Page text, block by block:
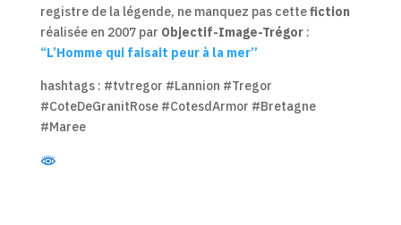
registre de la légende, ne manquez pas cettefiction
réalisée en 2007 par Objectif-Image-Trégor:
“L’Homme qui faisait peur à la mer”
hashtags : #tvtregor #Lannion #Tregor
#CoteDeGranitRose #CotesdArmor #Bretagne
#Maree